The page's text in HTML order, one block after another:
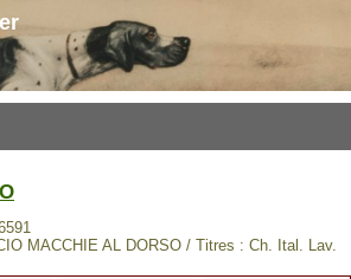
MACCHIE AL DORSO / Titres : Ch. Ital. Lav.